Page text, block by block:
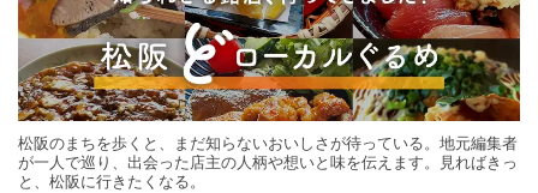
松阪のまちを歩くと、まだ知らないおいしさが待っている。地元編集者
が一人で巡り、出会った店主の人柄や想いと味を伝えます。見ればきっ
と、松阪に行きたくなる。